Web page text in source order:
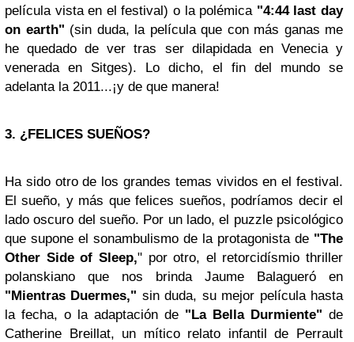
película vista en el festival) o la polémica"4:44 last day
on earth" (sin duda, la película que con más ganas me
he quedado de ver tras ser dilapidada en Venecia y
venerada en Sitges). Lo dicho, el fin del mundo se
adelanta la 2011...¡y de que manera!
3. ¿FELICES SUEÑOS?
Ha sido otro de los grandes temas vividos en el festival.
El sueño, y más que felices sueños, podríamos decir el
lado oscuro del sueño. Por un lado, el puzzle psicológico
que supone el sonambulismo de la protagonista de "The
Other Side of Sleep," por otro, el retorcidísmio thriller
polanskiano que nos brinda Jaume Balagueró en
"Mientras Duermes," sin duda, su mejor película hasta
la fecha, o la adaptación de "La Bella Durmiente" de
Catherine Breillat, un mítico relato infantil de Perrault